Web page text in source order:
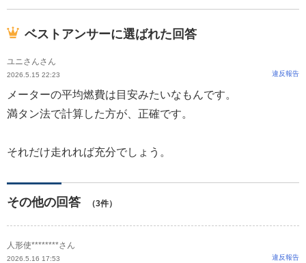
ベストアンサーに選ばれた回答
ユニさんさん
2026.5.15 22:23 違反報告
メーターの平均燃費は目安みたいなもんです。
満タン法で計算した方が、正確です。
それだけ走れれば充分でしょう。
その他の回答 （3件）
人形使********さん
2026.5.16 17:53 違反報告